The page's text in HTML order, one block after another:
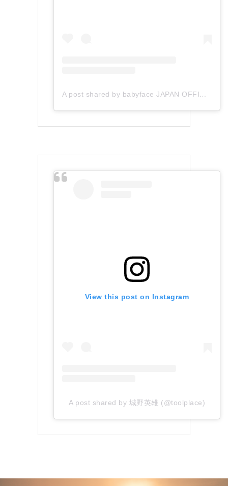
A post shared by babyface JAPAN OFFICIAL (@babyface_japan)
View this post on Instagram
A post shared by 城野英雄 (@toolplace)